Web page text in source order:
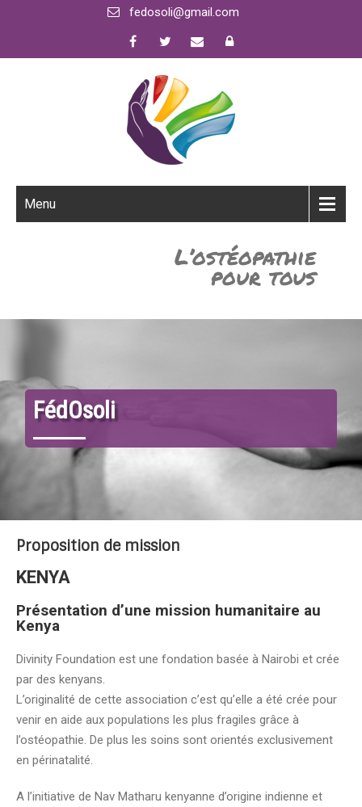
fedosoli@gmail.com
Menu
L’ostéopathie
pour tous
FédOsoli
Proposition de mission
KENYA
Présentation d’une mission humanitaire au
Kenya
Divinity Foundation est une fondation basée à Nairobi et crée
par des kenyans.
L’originalité de cette association c’est qu’elle a été crée pour
venir en aide aux populations les plus fragiles grâce à
l’ostéopathie. De plus les soins sont orientés exclusivement
en périnatalité.
A l’initiative de Nav Matharu kenyanne d’origine indienne et